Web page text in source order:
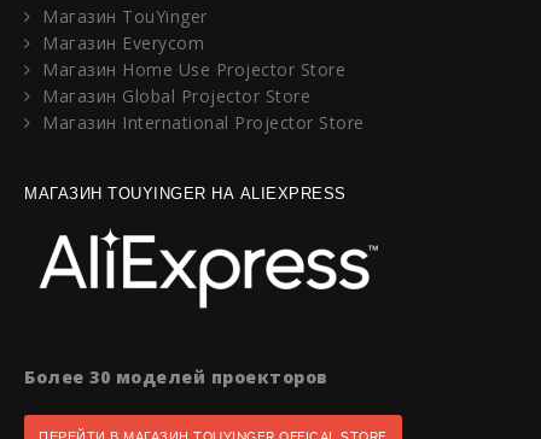
Магазин TouYinger
Магазин Everycom
Магазин Home Use Projector Store
Магазин Global Projector Store
Магазин International Projector Store
МАГАЗИН TOUYINGER НА ALIEXPRESS
Более 30 моделей проекторов